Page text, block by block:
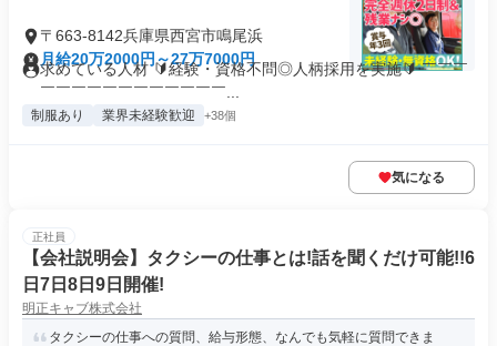
〒663-8142兵庫県西宮市鳴尾浜
月給20万2000円～27万7000円
求めている人材 🔰経験・資格不問◎人柄採用を実施🔰 ￣￣￣
￣￣￣￣￣￣￣￣￣￣￣￣...
制服あり 業界未経験歓迎 +38個
気になる
正社員
【会社説明会】タクシーの仕事とは!話を聞くだけ可能!!6
日7日8日9日開催!
明正キャブ株式会社
タクシーの仕事への質問、給与形態、なんでも気軽に質問できま